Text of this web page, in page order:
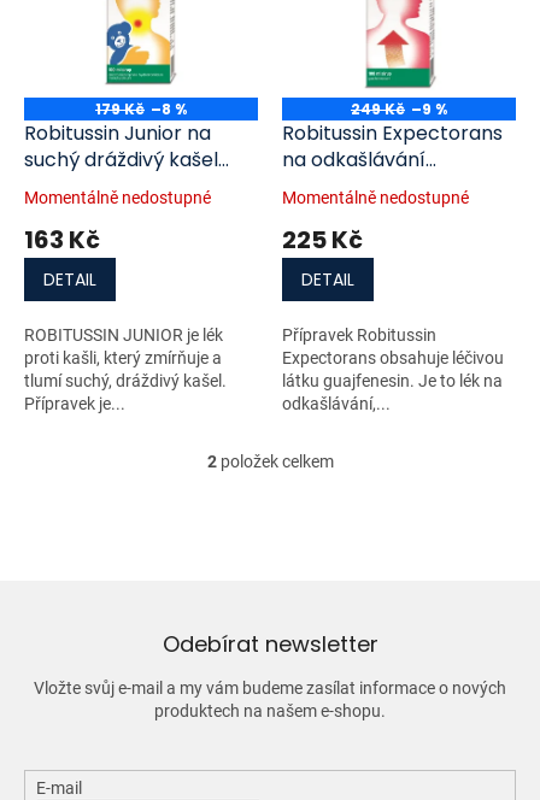
ů
o
d
u
179 Kč –8 %
Robitussin Junior na
suchý dráždivý kašel
por.sir.100 ml/75 mg
Momentálně nedostupné
163 Kč
DETAIL
ROBITUSSIN JUNIOR je lék
proti kašli, který zmírňuje a
tlumí suchý, dráždivý kašel.
Přípravek je...
249 Kč –9 %
Robitussin Expectorans
na odkašlávání
por.sir.100 ml x 20 mg/ml
Momentálně nedostupné
225 Kč
DETAIL
Přípravek Robitussin
Expectorans obsahuje léčivou
látku guajfenesin. Je to lék na
odkašlávání,...
O
í
p
r
v
k
v
2položek celkem
Odebírat newsletter
Vložte svůj e-mail a my vám budeme zasílat informace o nových
produktech na našem e-shopu.
E-mail